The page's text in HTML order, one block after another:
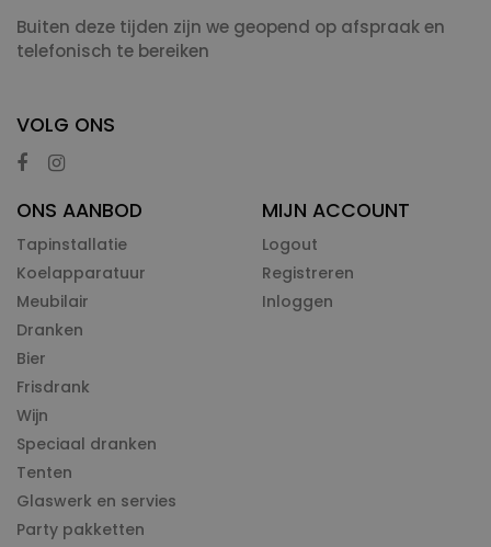
Buiten deze tijden zijn we geopend op afspraak en
telefonisch te bereiken
VOLG ONS
ONS AANBOD
Tapinstallatie
Koelapparatuur
Meubilair
Dranken
Bier
Frisdrank
Wijn
Speciaal dranken
Tenten
Glaswerk en servies
Party pakketten
MIJN ACCOUNT
Logout
Registreren
Inloggen